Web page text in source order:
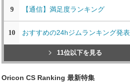
9 【通信】満足度ランキング
10 おすすめの24hジムランキング発表
11位以下を見る
Oricon CS Ranking 最新特集